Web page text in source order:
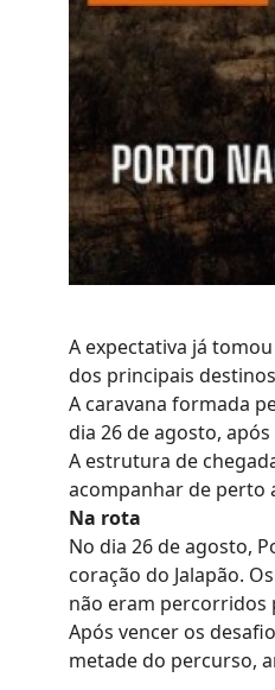
A expectativa já
dos principais
A caravana formada
dia 26 de agosto,
A estrutura de
acompanhar de perto
Na rota
No dia 26 de agosto,
coração do Jalapão.
não eram percorridos
Após vencer os
metade do percurso,